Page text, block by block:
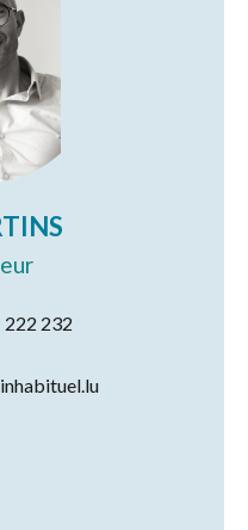
232